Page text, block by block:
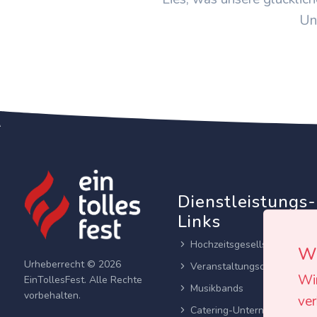
Urheberrecht © 2026
EinTollesFest. Alle Rechte
vorbehalten.
Dienstleistungs-
Links
Hochzeitsgesellschaften
Veranstaltungsortes
Musikbands
Catering-Unternehmen